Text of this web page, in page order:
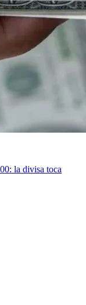
la divisa toca